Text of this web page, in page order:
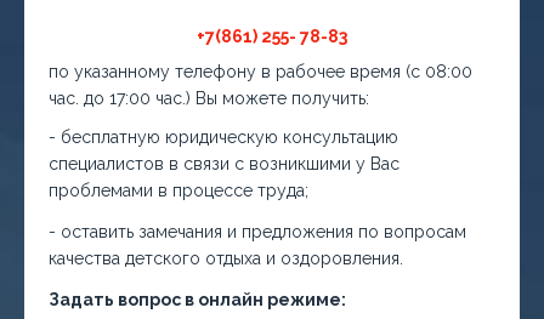
+7(861) 255- 78-83
по указанному телефону в рабочее время (с 08:00
час. до 17:00 час.) Вы можете получить:
- бесплатную юридическую консультацию
специалистов в связи с возникшими у Вас
проблемами в процессе труда;
- оставить замечания и предложения по вопросам
качества детского отдыха и оздоровления.
Задать вопрос в онлайн режиме: